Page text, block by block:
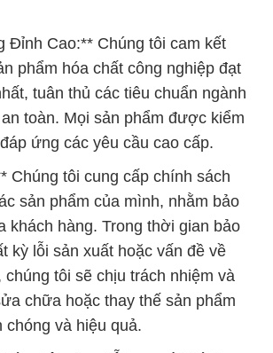
Đỉnh Cao:** Chúng tôi cam kết
phẩm hóa chất công nghiệp đạt
tuân thủ các tiêu chuẩn ngành
toàn. Mọi sản phẩm được kiểm
ứng các yêu cầu cao cấp.
Chúng tôi cung cấp chính sách
sản phẩm của mình, nhằm bảo
khách hàng. Trong thời gian bảo
kỳ lỗi sản xuất hoặc vấn đề về
tôi sẽ chịu trách nhiệm và
chữa hoặc thay thế sản phẩm
chóng và hiệu quả.